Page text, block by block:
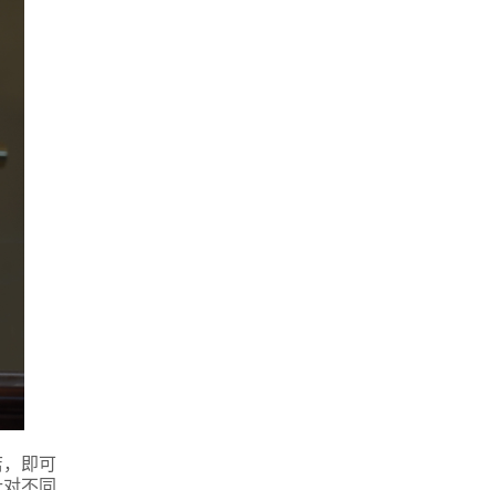
即可